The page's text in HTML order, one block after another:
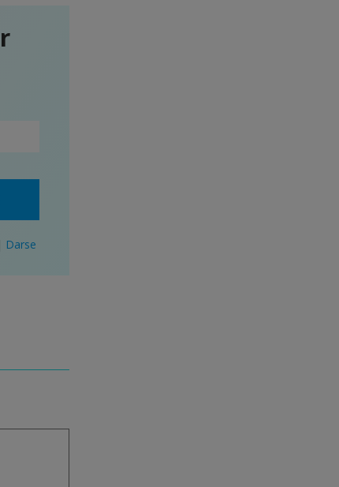
Darse